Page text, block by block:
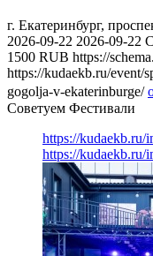
г. Екатеринбург,
2026-09-22 2026-09-22
1500 RUB https://
https://kudaekb.ru/event/
gogolja-v-ekaterinburge/
Советуем Фестивали
https://kudaekb.ru/
https://kudaekb.ru/